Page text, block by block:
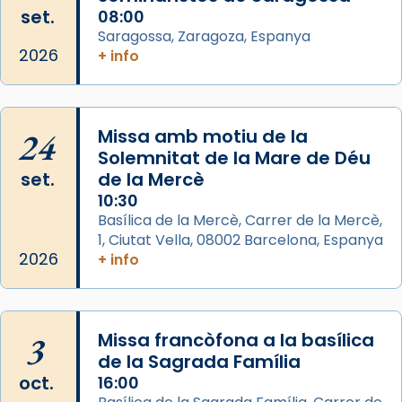
col·laboradors, a la Catedral de Barcelona.
L’arquebisbe de Barcelona, el cardenal Joan
📸 Dr. G. Simón
Photo
View on Facebook ·
Arquebisbat de Barcelona
Memòria de les santes Juliana i
Semproniana, verges i màrtirs.
Acompanyant la història de sant Cugat, a
partir de l’Edat Mitjana sorgeix la tradició
set.
2026
08:00
Saragossa, Zaragoza, Espanya
+ info
24
set.
2026
Missa amb motiu de la
Solemnitat de la Mare de Déu
de la Mercè
10:30
Basílica de la Mercè, Carrer de la Mercè,
1, Ciutat Vella, 08002 Barcelona, Espanya
+ info
3
oct.
Missa francòfona a la basílica
de la Sagrada Família
16:00